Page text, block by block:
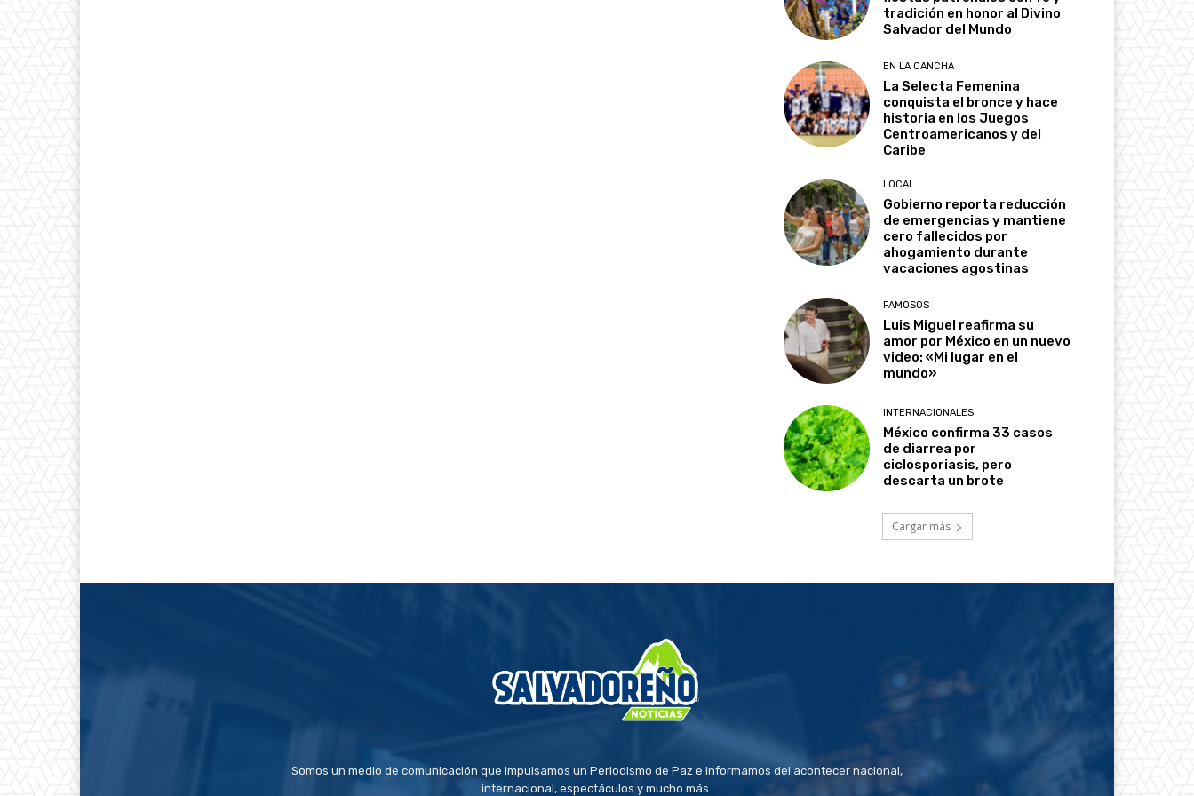
tradición en honor al Divino
Salvador del Mundo
EN LA CANCHA
La Selecta Femenina
conquista el bronce y hace
historia en los Juegos
Centroamericanos y del
Caribe
LOCAL
Gobierno reporta reducción
de emergencias y mantiene
cero fallecidos por
ahogamiento durante
vacaciones agostinas
FAMOSOS
Luis Miguel reafirma su
amor por México en un nuevo
video: «Mi lugar en el
mundo»
INTERNACIONALES
México confirma 33 casos
de diarrea por
ciclosporiasis, pero
descarta un brote
Cargar más
Somos un medio de comunicación que impulsamos un Periodismo de Paz e informamos del acontecer nacional,
internacional, espectáculos y mucho más.